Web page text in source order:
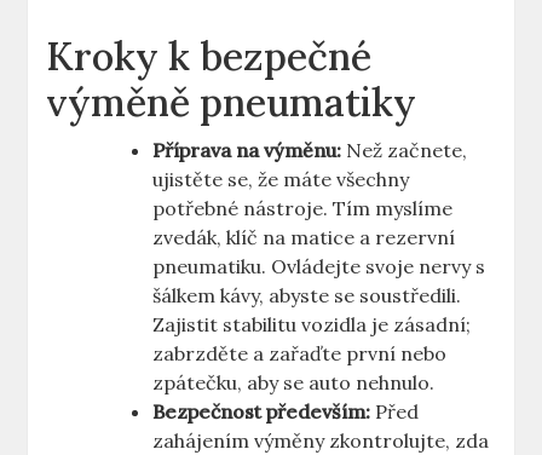
Kroky k bezpečné
‌výměně pneumatiky
Příprava na výměnu: Než začnete,
ujistěte se, že máte všechny
potřebné nástroje. Tím myslíme
zvedák, klíč na⁤ matice ​a rezervní
pneumatiku. ⁤Ovládejte⁢ svoje nervy s
‍šálkem kávy, abyste se soustředili.
‍Zajistit stabilitu vozidla je ⁢zásadní;
zabrzděte a zařaďte první nebo
zpátečku, ‌aby se auto nehnulo.
Bezpečnost především: Před ​
zahájením⁤ výměny‌ zkontrolujte, zda